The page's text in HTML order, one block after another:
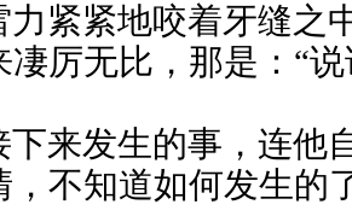
紧紧地咬着牙缝之
凄厉无比，那是：“
来发生的事，连他
，不知道如何发生的